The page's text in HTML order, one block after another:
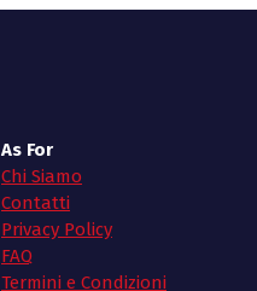
As For
Chi Siamo
Contatti
Privacy Policy
FAQ
Termini e Condizioni